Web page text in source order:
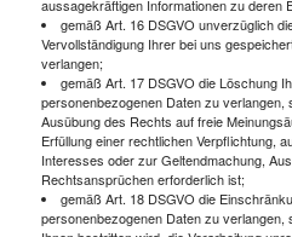
aussagekräftigen Informationen zu deren
gemäß Art. 16 DSGVO unverzüglich
Vervollständigung Ihrer bei uns
verlangen;
gemäß Art. 17 DSGVO die Löschung
personenbezogenen Daten zu verlangen,
Ausübung des Rechts auf freie
Erfüllung einer rechtlichen Verpflichtung,
Interesses oder zur Geltendmachung,
Rechtsansprüchen erforderlich ist;
gemäß Art. 18 DSGVO die
personenbezogenen Daten zu verlangen,